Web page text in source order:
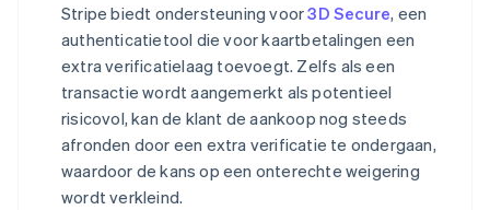
Stripe biedt ondersteuning voor3D Secure, een
authenticatietool die voor kaartbetalingen een
extra verificatielaag toevoegt. Zelfs als een
transactie wordt aangemerkt als potentieel
risicovol, kan de klant de aankoop nog steeds
afronden door een extra verificatie te ondergaan,
waardoor de kans op een onterechte weigering
wordt verkleind.